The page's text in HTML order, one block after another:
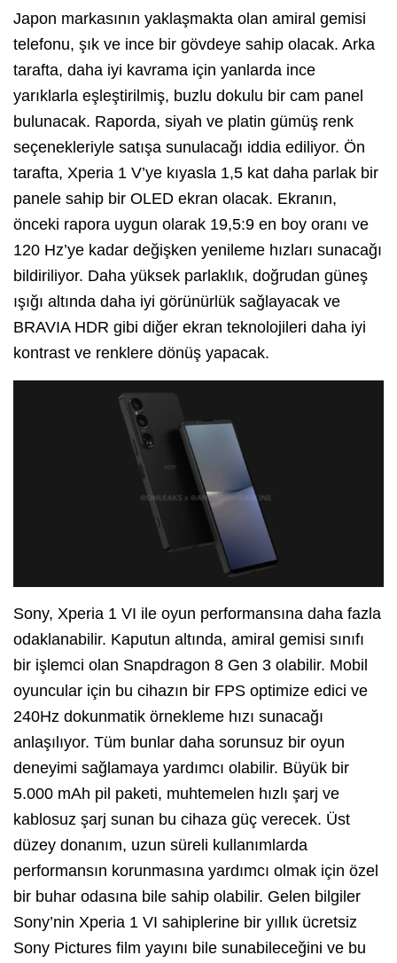
Japon markasının yaklaşmakta olan amiral gemisi
telefonu, şık ve ince bir gövdeye sahip olacak. Arka
tarafta, daha iyi kavrama için yanlarda ince
yarıklarla eşleştirilmiş, buzlu dokulu bir cam panel
bulunacak. Raporda, siyah ve platin gümüş renk
seçenekleriyle satışa sunulacağı iddia ediliyor. Ön
tarafta, Xperia 1 V’ye kıyasla 1,5 kat daha parlak bir
panele sahip bir OLED ekran olacak. Ekranın,
önceki rapora uygun olarak 19,5:9 en boy oranı ve
120 Hz’ye kadar değişken yenileme hızları sunacağı
bildiriliyor. Daha yüksek parlaklık, doğrudan güneş
ışığı altında daha iyi görünürlük sağlayacak ve
BRAVIA HDR gibi diğer ekran teknolojileri daha iyi
kontrast ve renklere dönüş yapacak.
Sony, Xperia 1 VI ile oyun performansına daha fazla
odaklanabilir. Kaputun altında, amiral gemisi sınıfı
bir işlemci olan Snapdragon 8 Gen 3 olabilir. Mobil
oyuncular için bu cihazın bir FPS optimize edici ve
240Hz dokunmatik örnekleme hızı sunacağı
anlaşılıyor. Tüm bunlar daha sorunsuz bir oyun
deneyimi sağlamaya yardımcı olabilir. Büyük bir
5.000 mAh pil paketi, muhtemelen hızlı şarj ve
kablosuz şarj sunan bu cihaza güç verecek. Üst
düzey donanım, uzun süreli kullanımlarda
performansın korunmasına yardımcı olmak için özel
bir buhar odasına bile sahip olabilir. Gelen bilgiler
Sony’nin Xperia 1 VI sahiplerine bir yıllık ücretsiz
Sony Pictures film yayını bile sunabileceğini ve bu